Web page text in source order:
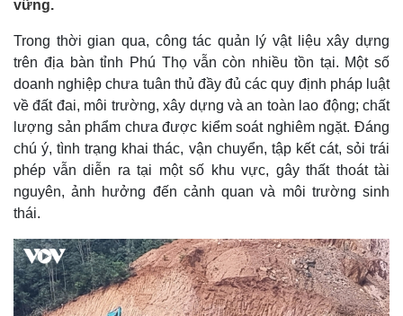
vững.
Trong thời gian qua, công tác quản lý vật liệu xây dựng
trên địa bàn tỉnh Phú Thọ vẫn còn nhiều tồn tại. Một số
doanh nghiệp chưa tuân thủ đầy đủ các quy định pháp luật
về đất đai, môi trường, xây dựng và an toàn lao động; chất
lượng sản phẩm chưa được kiểm soát nghiêm ngặt. Đáng
chú ý, tình trạng khai thác, vận chuyển, tập kết cát, sỏi trái
phép vẫn diễn ra tại một số khu vực, gây thất thoát tài
nguyên, ảnh hưởng đến cảnh quan và môi trường sinh
thái.